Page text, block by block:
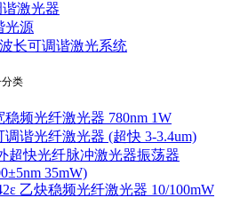
激光器
光源
长可调谐激光系统
类
频光纤激光器 780nm 1W
谐光纤激光器 (超快 3-3.4um)
超快光纤脉冲激光器振荡器
35mW)
乙炔稳频光纤激光器 10/100mW